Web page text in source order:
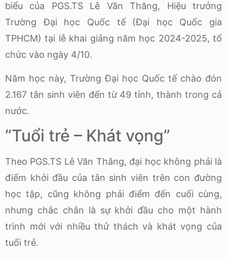
biểu của PGS.TS Lê Văn Thăng, Hiệu trưởng
Trường Đại học Quốc tế (Đại học Quốc gia
TPHCM) tại lễ khai giảng năm học 2024-2025, tổ
chức vào ngày 4/10.
Năm học này, Trường Đại học Quốc tế chào đón
2.167 tân sinh viên đến từ 49 tỉnh, thành trong cả
nước.
“Tuổi trẻ – Khát vọng”
Theo PGS.TS Lê Văn Thăng, đại học không phải là
điểm khởi đầu của tân sinh viên trên con đường
học tập, cũng không phải điểm đến cuối cùng,
nhưng chắc chắn là sự khởi đầu cho một hành
trình mới với nhiều thử thách và khát vọng của
tuổi trẻ.